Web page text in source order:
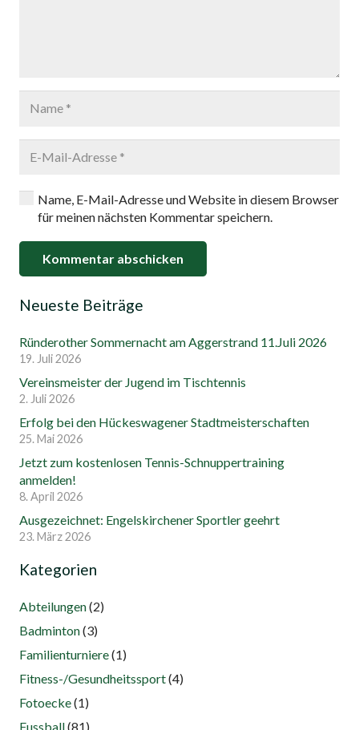
Name, E-Mail-Adresse und Website in diesem Browser
für meinen nächsten Kommentar speichern.
Kommentar abschicken
Neueste Beiträge
Ründerother Sommernacht am Aggerstrand 11.Juli 2026
19. Juli 2026
Vereinsmeister der Jugend im Tischtennis
2. Juli 2026
Erfolg bei den Hückeswagener Stadtmeisterschaften
25. Mai 2026
Jetzt zum kostenlosen Tennis-Schnuppertraining
anmelden!
8. April 2026
Ausgezeichnet: Engelskirchener Sportler geehrt
23. März 2026
Kategorien
Abteilungen(2)
Badminton(3)
Familienturniere(1)
Fitness-/Gesundheitssport(4)
Fotoecke(1)
Fussball(81)